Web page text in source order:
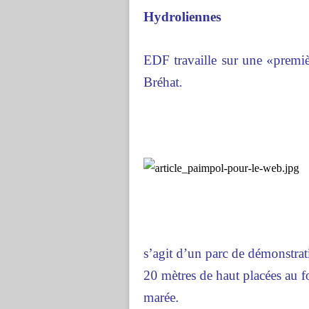
Hydroliennes
EDF travaille sur une
Bréhat.
s’agit d’un parc de
20 mètres de haut placées au
marée.